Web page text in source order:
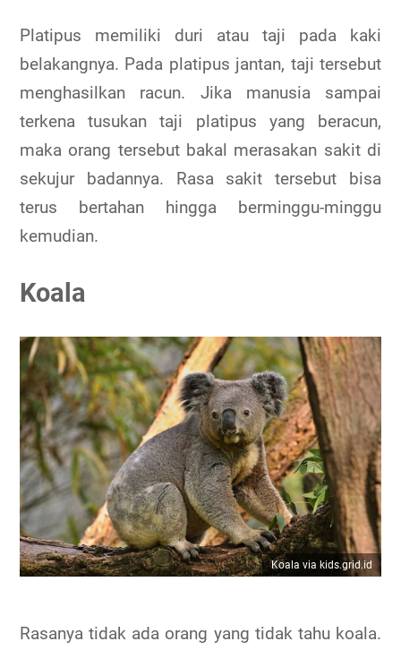
Platipus memiliki duri atau taji pada kaki
belakangnya. Pada platipus jantan, taji tersebut
menghasilkan racun. Jika manusia sampai
terkena tusukan taji platipus yang beracun,
maka orang tersebut bakal merasakan sakit di
sekujur badannya. Rasa sakit tersebut bisa
terus bertahan hingga berminggu-minggu
kemudian.
Koala
Koala via kids.grid.id
Rasanya tidak ada orang yang tidak tahu koala.